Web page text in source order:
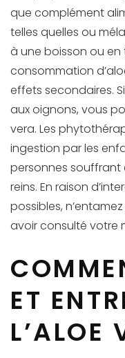
que complément
telles quelles ou
à une boisson ou en
consommation
effets secondaires.
aux oignons, vous
vera. Les
ingestion par les
personnes souffrant
reins. En raison
possibles,
avoir consulté votre
ET
L’ALOE